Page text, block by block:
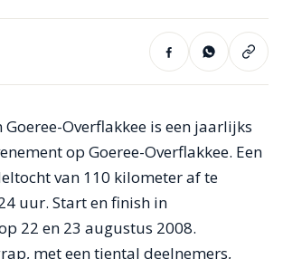
Goeree-Overflakkee is een jaarlijks
op Goeree-Overflakkee. Een
van 110 kilometer af te
uur. Start en finish in
22 en 23 augustus 2008.
met een tiental deelnemers,